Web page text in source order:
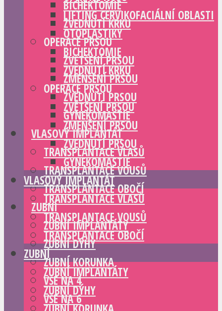
BICHEKTOMIE
ZVEDNUTÍ KRKU
OPERACE PRSOU
ZVĚTŠENÍ PRSOU
ZMENŠENÍ PRSOU
ZVEDNUTÍ PRSOU
GYNEKOMASTIE
VLASOVÝ IMPLANTÁT
TRANSPLANTACE VLASŮ
TRANSPLANTACE VOUSŮ
TRANSPLANTACE OBOČÍ
ZUBNÍ
ZUBNÍ IMPLANTÁTY
ZUBNÍ DÝHY
ZUBNÍ KORUNKA
VŠE NA 4
VŠE NA 6
LIFTING CERVIKOFACIÁLNÍ OBLASTI
OTOPLASTIKY
BICHEKTOMIE
ZVEDNUTÍ KRKU
OPERACE PRSOU
ZVĚTŠENÍ PRSOU
ZMENŠENÍ PRSOU
ZVEDNUTÍ PRSOU
GYNEKOMASTIE
VLASOVÝ IMPLANTÁT
TRANSPLANTACE VLASŮ
TRANSPLANTACE VOUSŮ
TRANSPLANTACE OBOČÍ
ZUBNÍ
ZUBNÍ IMPLANTÁTY
ZUBNÍ DÝHY